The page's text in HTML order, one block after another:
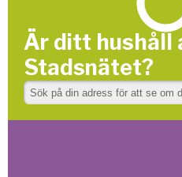
Är ditt hushåll
Stadsnätet?